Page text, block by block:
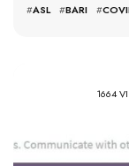
#ASL #BARI #
1664